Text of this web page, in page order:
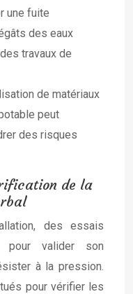
une fuite
des eaux
travaux de
de matériaux
peut
des risques
de la
des essais
pour valider son
à la pression.
pour vérifier les